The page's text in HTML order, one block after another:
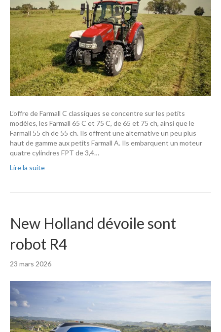
L’offre de Farmall C classiques se concentre sur les petits
modèles, les Farmall 65 C et 75 C, de 65 et 75 ch, ainsi que le
Farmall 55 ch de 55 ch. Ils offrent une alternative un peu plus
haut de gamme aux petits Farmall A. Ils embarquent un moteur
quatre cylindres FPT de 3,4…
Lire la suite
New Holland dévoile sont
robot R4
23 mars 2026